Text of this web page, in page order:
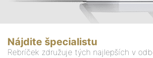
Nájdite špecialistu
Rebríček združuje tých najlepších v